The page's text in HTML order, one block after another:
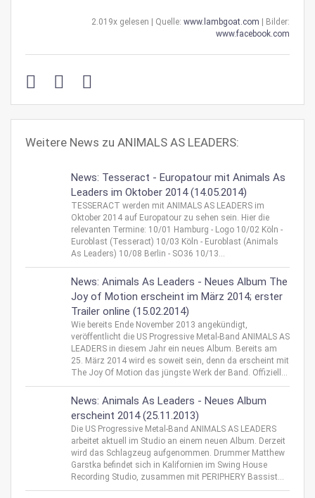
2.019x gelesen | Quelle: www.lambgoat.com | Bilder:
www.facebook.com
Weitere News zu ANIMALS AS LEADERS:
News: Tesseract - Europatour mit Animals As
Leaders im Oktober 2014 (14.05.2014)
TESSERACT werden mit ANIMALS AS LEADERS im
Oktober 2014 auf Europatour zu sehen sein. Hier die
relevanten Termine: 10/01 Hamburg - Logo 10/02 Köln -
Euroblast (Tesseract) 10/03 Köln - Euroblast (Animals
As Leaders) 10/08 Berlin - SO36 10/13...
News: Animals As Leaders - Neues Album The
Joy of Motion erscheint im März 2014; erster
Trailer online (15.02.2014)
Wie bereits Ende November 2013 angekündigt,
veröffentlicht die US Progressive Metal-Band ANIMALS AS
LEADERS in diesem Jahr ein neues Album. Bereits am
25. März 2014 wird es soweit sein, denn da erscheint mit
The Joy Of Motion das jüngste Werk der Band. Offiziell...
News: Animals As Leaders - Neues Album
erscheint 2014 (25.11.2013)
Die US Progressive Metal-Band ANIMALS AS LEADERS
arbeitet aktuell im Studio an einem neuen Album. Derzeit
wird das Schlagzeug aufgenommen. Drummer Matthew
Garstka befindet sich in Kalifornien im Swing House
Recording Studio, zusammen mit PERIPHERY Bassist...